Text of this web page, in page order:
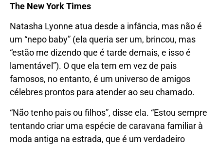
The New York Times
Natasha Lyonne atua desde a infância, mas não é
um “nepo baby” (ela queria ser um, brincou, mas
“estão me dizendo que é tarde demais, e isso é
lamentável”). O que ela tem em vez de pais
famosos, no entanto, é um universo de amigos
célebres prontos para atender ao seu chamado.
“Não tenho pais ou filhos”, disse ela. “Estou sempre
tentando criar uma espécie de caravana familiar à
moda antiga na estrada, que é um verdadeiro